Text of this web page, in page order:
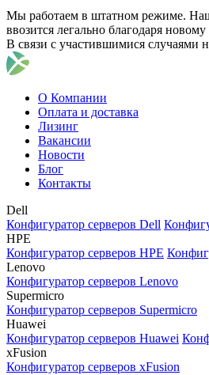
Мы работаем в штатном режиме.
ввозится легально благодаря
В связи с участившимися случаями
О Компании
Оплата и доставка
Лизинг
Вакансии
Новости
Блог
Контакты
Dell
Конфигуратор серверов Dell
HPE
Конфигуратор серверов HPE
Lenovo
Конфигуратор серверов Lenovo
Supermicro
Конфигуратор серверов Supermicro
Huawei
Конфигуратор серверов Huawei
xFusion
Конфигуратор серверов xFusion